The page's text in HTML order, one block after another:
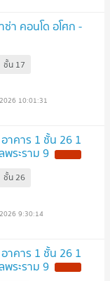
า คอนโด อโศก -
ชั้น 17
10:01:31
าคาร 1 ชั้น 26 1
ระราม 9
ชั้น26
9:30:14
าคาร 1 ชั้น 26 1
ระราม 9